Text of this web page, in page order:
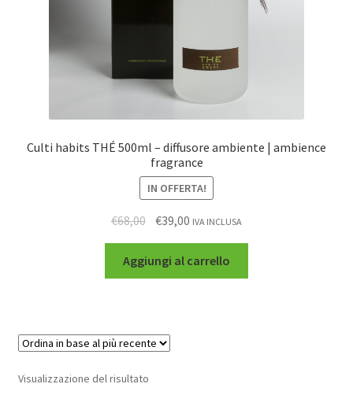
Culti habits THÉ 500ml – diffusore ambiente | ambience
fragrance
IN OFFERTA!
€68,00 €39,00 IVA INCLUSA
Aggiungi al carrello
Visualizzazione del risultato